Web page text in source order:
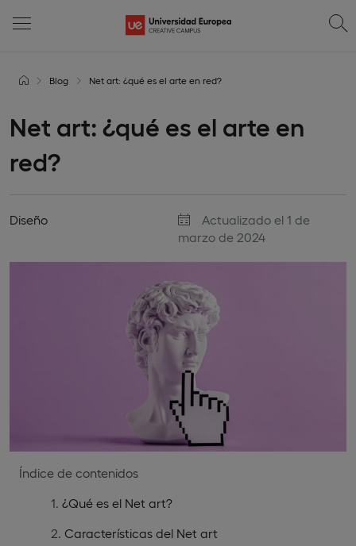
Blog Net art: ¿qué es el arte en red?
Net art: ¿qué es el arte en
red?
Diseño
Actualizado el 1 de
marzo de 2024
Índice de contenidos
¿Qué es el Net art?
Características del Net art